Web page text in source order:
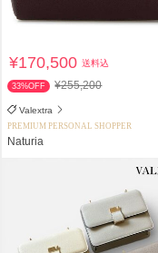
¥170,500送料込
33%OFF ¥255,200
Valextra
PREMIUM PERSONAL SHOPPER
Naturia